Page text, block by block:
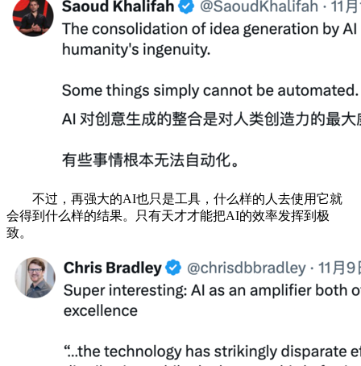
不过，再强大的AI也只是工具，什么样的人去使用它就
会得到什么样的结果。只有天才才能把AI的效率发挥到极
致。